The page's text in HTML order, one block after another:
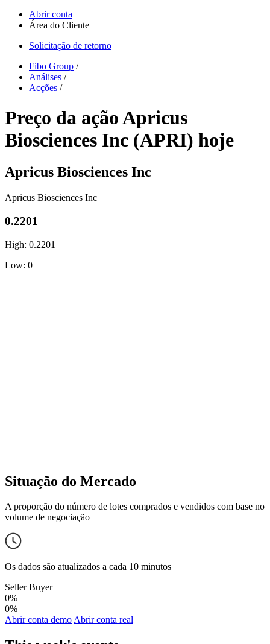
Abrir conta
Área do Cliente
Solicitação de retorno
Fibo Group /
Análises /
Acções /
Preço da ação Apricus
Biosciences Inc (APRI) hoje
Apricus Biosciences Inc
Apricus Biosciences Inc
0.2201
High: 0.2201
Low: 0
Situação do Mercado
A proporção do número de lotes comprados e vendidos com base no
volume de negociação
Os dados são atualizados a cada 10 minutos
Seller Buyer
0%
0%
Abrir conta demoAbrir conta real